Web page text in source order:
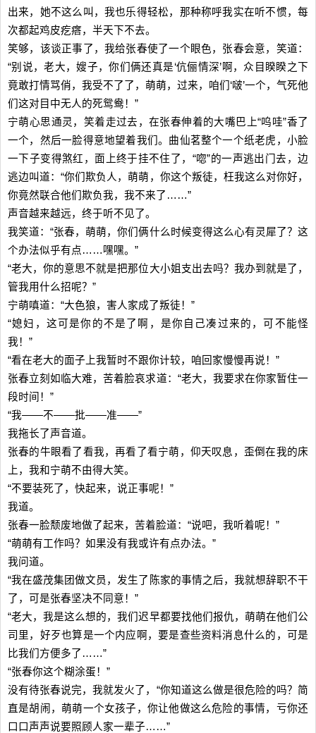
出来，她不这么叫，我也乐得轻松，那种称呼我实在听不惯，每
次都起鸡皮疙瘩，半天下不去。
笑够，该谈正事了，我给张春使了一个眼色，张春会意，笑道：
“别说，老大，嫂子，你们俩还真是‘伉俪情深’啊，众目睽睽之下
竟敢打情骂俏，我受不了了，萌萌，过来，咱们‘啵’一个，气死他
们这对目中无人的死鸳鸯！”
宁萌心思通灵，笑着走过去，在张春伸着的大嘴巴上“呜哇”香了
一个，然后一脸得意地望着我们。曲仙茗整个一个纸老虎，小脸
一下子变得煞红，面上终于挂不住了，“唿”的一声逃出门去，边
逃边叫道：“你们欺负人，萌萌，你这个叛徒，枉我这么对你好，
你竟然联合他们欺负我，我不来了……”
声音越来越远，终于听不见了。
我笑道：“张春，萌萌，你们俩什么时候变得这么心有灵犀了？这
个办法似乎有点……嘿嘿。”
“老大，你的意思不就是把那位大小姐支出去吗？我办到就是了，
管我用什么招呢？”
宁萌嗔道：“大色狼，害人家成了叛徒！”
“媳妇，这可是你的不是了啊，是你自己凑过来的，可不能怪
我！”
“看在老大的面子上我暂时不跟你计较，咱回家慢慢再说！”
张春立刻如临大难，苦着脸哀求道：“老大，我要求在你家暂住一
段时间！”
“我——不——批——准——”
我拖长了声音道。
张春的牛眼看了看我，再看了看宁萌，仰天叹息，歪倒在我的床
上，我和宁萌不由得大笑。
“不要装死了，快起来，说正事呢！”
我道。
张春一脸颓废地做了起来，苦着脸道：“说吧，我听着呢！”
“萌萌有工作吗？如果没有我或许有点办法。”
我问道。
“我在盛茂集团做文员，发生了陈家的事情之后，我就想辞职不干
了，可是张春坚决不同意！”
“老大，我是这么想的，我们迟早都要找他们报仇，萌萌在他们公
司里，好歹也算是一个内应啊，要是查些资料消息什么的，可是
比我们方便多了……”
“张春你这个糊涂蛋！”
没有待张春说完，我就发火了，“你知道这么做是很危险的吗？简
直是胡闹，萌萌一个女孩子，你让他做这么危险的事情，亏你还
口口声声说要照顾人家一辈子……”